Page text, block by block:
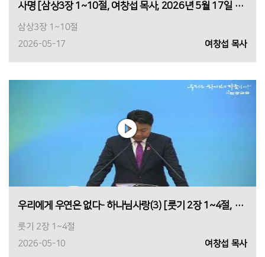
사명 [삼상3장 1~10절, 여창섭 목사, 2026년 5월 17일 주일1,2부]
삼상3장 1~10절
2026-05-17
여창섭 목사
우리에게 우연은 없다- 하나님사랑(3) [룻기 2장 1~4절, 여창섭목사, 2026년 05월 10일 1부]
룻기 2장 1~4절
2026-05-10
여창섭 목사